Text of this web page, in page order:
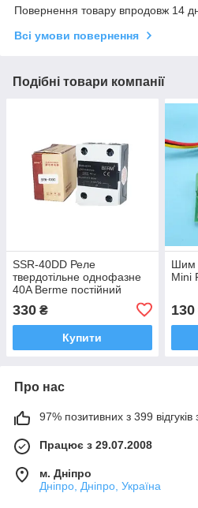
Повернення товару впродовж 14
Всі умови повернення
Подібні товари компанії
SSR-40DD Реле
твердотільне однофазне
40A Berme постійний
330 ₴
Купити
Шим
Mini
130
Про нас
97% позитивних з 399 відгуків
Працює з 29.07.2008
м. Дніпро
Дніпро, Дніпро, Україна